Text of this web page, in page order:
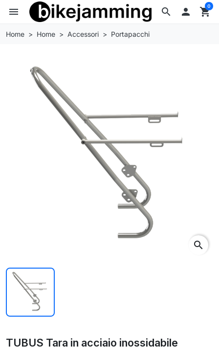
search
menu  shopping_cart
0
Home Home Accessori Portapacchi
search
TUBUS Tara in acciaio inossidabile